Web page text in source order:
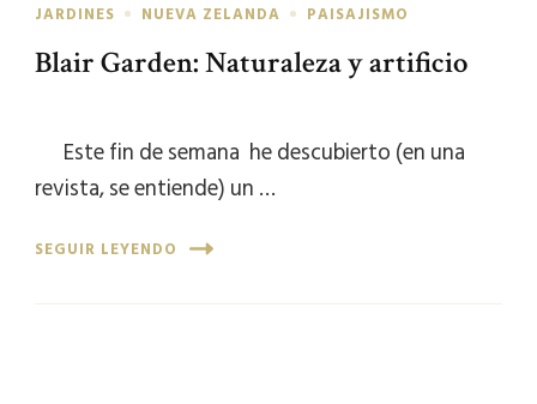
JARDINES NUEVA ZELANDA PAISAJISMO
Blair Garden: Naturaleza y artificio
Este fin de semana he descubierto (en una
revista, se entiende) un …
SEGUIR LEYENDO